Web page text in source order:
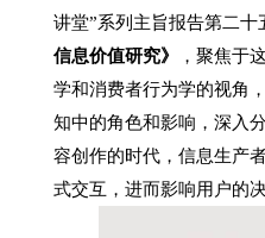
讲堂”系列主旨报告第二十
信息价值研究》
，聚焦于
学和消费者行为学的视角
知中的角色和影响，深入
容创作的时代，信息生产
式交互，进而影响用户的